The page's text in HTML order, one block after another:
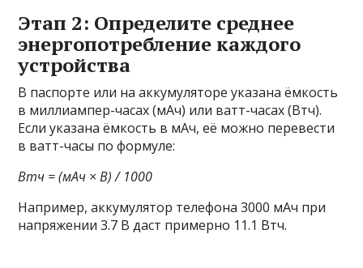
Этап 2: Определите среднее
энергопотребление каждого
устройства
В паспорте или на аккумуляторе указана ёмкость
в миллиампер-часах (мАч) или ватт-часах (Втч).
Если указана ёмкость в мАч, её можно перевести
в ватт-часы по формуле:
Втч = (мАч × В) / 1000
Например, аккумулятор телефона 3000 мАч при
напряжении 3.7 В даст примерно 11.1 Втч.